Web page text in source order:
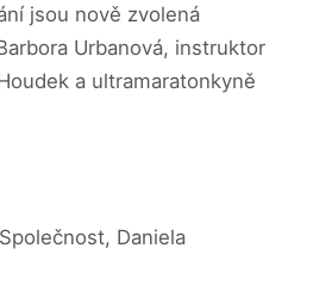
jsou nově zvolená
Urbanová, instruktor
a ultramaratonkyně
Daniela